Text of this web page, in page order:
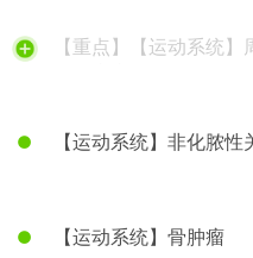
【重点】【运动系统
【运动系统】非化脓
【运动系统】骨肿瘤